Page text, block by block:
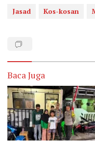
Jasad Kos-kosan
Baca Juga